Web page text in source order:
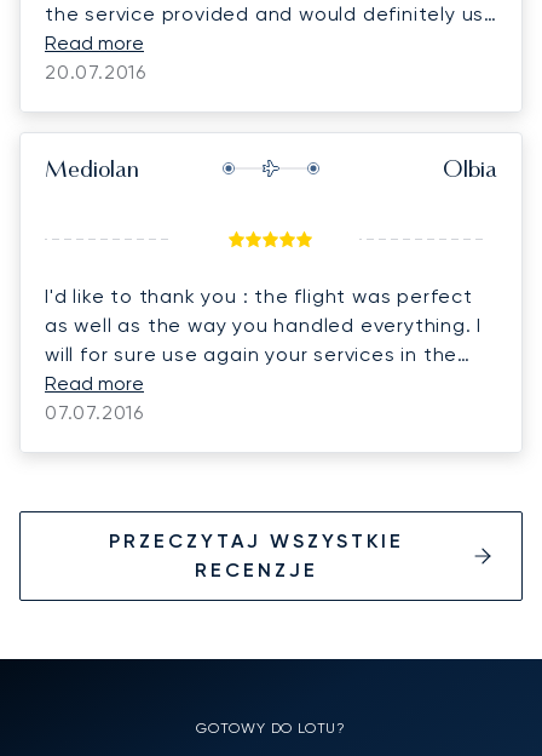
the service provided and would definitely use
again Lunajets for my future flights. Best
regards
Read more
20.07.2016
Mediolan Olbia
I'd like to thank you : the flight was perfect
as well as the way you handled everything. I
will for sure use again your services in the
future.
Read more
07.07.2016
PRZECZYTAJ WSZYSTKIE
RECENZJE
GOTOWY DO LOTU?